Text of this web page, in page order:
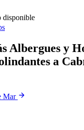
disponible
Albergues y
a
Mar